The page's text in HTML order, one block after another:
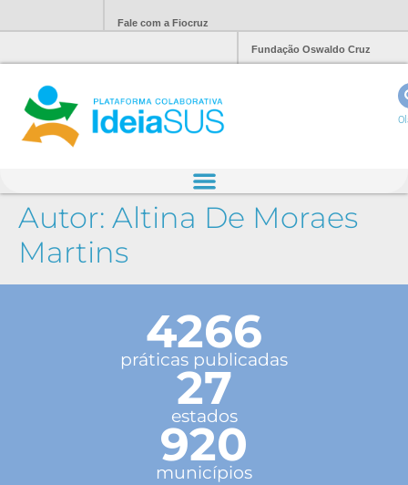
Fale com a Fiocruz
Fundação Oswaldo Cruz
Autor: Altina De Moraes
Martins
4266
práticas publicadas
27
estados
920
municípios